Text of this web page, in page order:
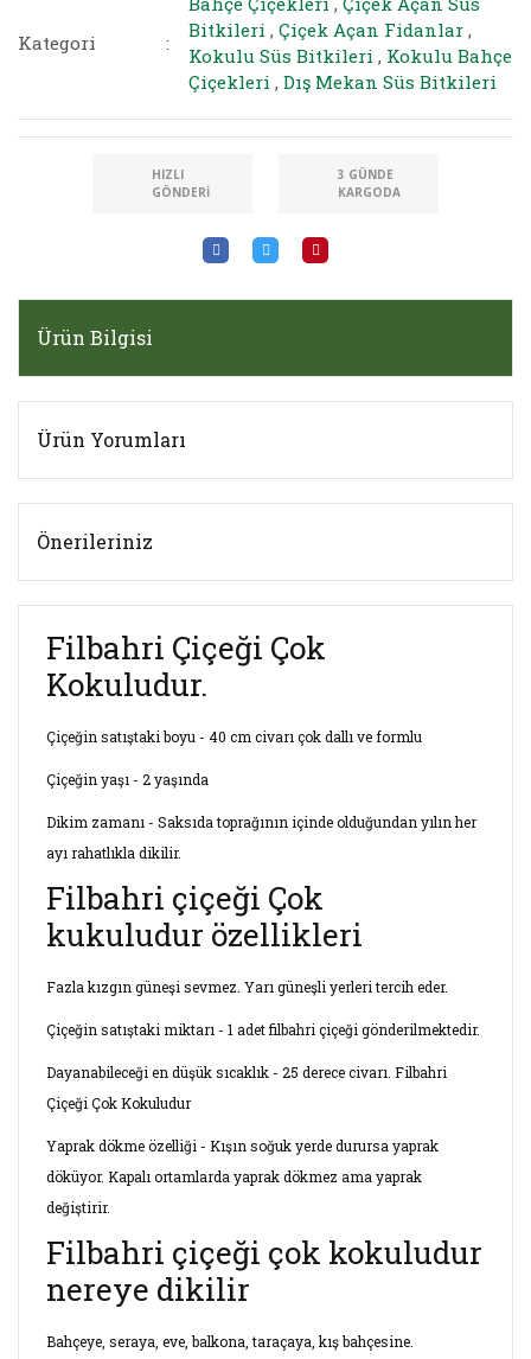
Kategori
Bitkileri ,Çiçek Açan Fidanlar ,
Kokulu Süs Bitkileri , Kokulu Bahçe
Çiçekleri ,Dış Mekan Süs Bitkileri
HIZLI
GÖNDERI
3 GÜNDE
KARGODA
Ürün Bilgisi
Ürün Yorumları
Önerileriniz
Filbahri Çiçeği Çok
Kokuludur.
Çiçeğin satıştaki boyu - 40 cm civarı çok dallı ve formlu
Çiçeğin yaşı - 2 yaşında
Dikim zamanı - Saksıda toprağının içinde olduğundan yılın her
ayı rahatlıkla dikilir.
Filbahri çiçeği Çok
kukuludur özellikleri
Fazla kızgın güneşi sevmez. Yarı güneşli yerleri tercih eder.
Çiçeğin satıştaki miktarı - 1 adet filbahri çiçeği gönderilmektedir.
Dayanabileceği en düşük sıcaklık - 25 derece civarı. Filbahri
Çiçeği Çok Kokuludur
Yaprak dökme özelliği - Kışın soğuk yerde durursa yaprak
döküyor. Kapalı ortamlarda yaprak dökmez ama yaprak
değiştirir.
Filbahri çiçeği çok kokuludur
nereye dikilir
Bahçeye, seraya, eve, balkona, taraçaya, kış bahçesine.